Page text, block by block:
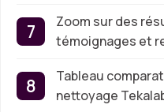
Zoom sur des
témoignages et
Tableau
nettoyage